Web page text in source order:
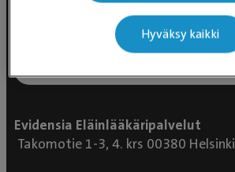
Evidensia Eläinlääkäripalvelut
Takomotie 1-3, 4. krs 00380 Helsinki
Hyväksy kaikki